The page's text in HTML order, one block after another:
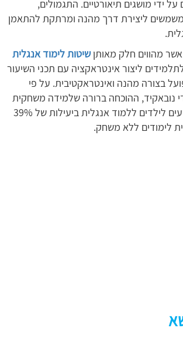
ידי מושגים תיאורטיים. התגמולים,
ליצירת דרך מהנה ומרתקת להתאמן
מהווים חלק מאותןשיטות לימוד אנגלית
ליצור אינטראקציה עם תכני השיעור
בצורה מהנה ואינטראקטיבית. על פי
נובאקיד, ההוכחה ברורה שלמידה משחקית
מהווה את אחד המניעים לילדים ללמוד אנגלית ביעילות של 39%
לימודים ללא משחק.